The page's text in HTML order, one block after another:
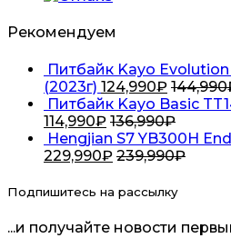
Рекомендуем
Питбайк Kayo Evolution
(2023г) 124,990₽ 144,990
Питбайк Kayo Basic
114,990₽ 136,990₽
Hengjian S7 YB300H
229,990₽ 239,990₽
Подпишитесь на рассылку
...и получайте новости